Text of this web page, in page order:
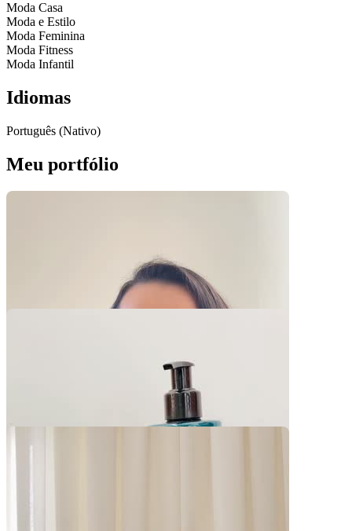
Moda Casa
Moda e Estilo
Moda Feminina
Moda Fitness
Moda Infantil
Idiomas
Português (Nativo)
Meu portfólio